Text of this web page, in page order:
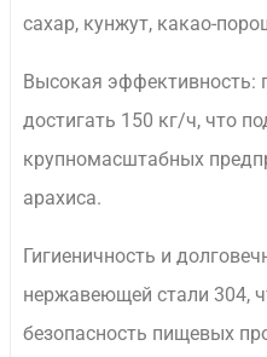
сахар, кунжут, какао-
Высокая эффективность:
достигать 150 кг/ч, что
крупномасштабных
арахиса.
Гигиеничность и
нержавеющей стали 304,
безопасность пищевых